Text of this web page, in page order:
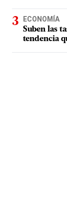
ECONOMÍA
Suben las
tendencia